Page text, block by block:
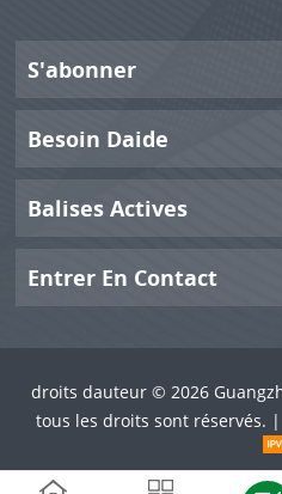
S'abonner
Besoin Daide
Balises Actives
Entrer En Contact
droits dauteur © 2026
tous les droits sont réservés.